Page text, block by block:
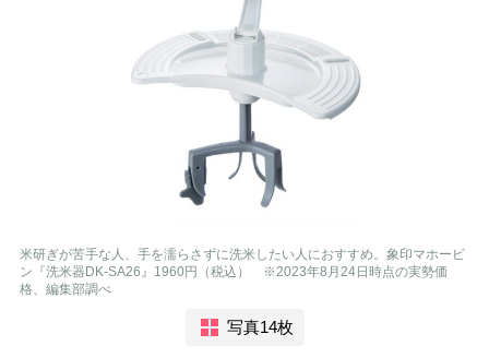
米研ぎが苦手な人、手を濡らさずに洗米したい人におすすめ。象印マホービ
ン『洗米器DK-SA26』1960円（税込） ※2023年8月24日時点の実勢価
格、編集部調べ
写真14枚